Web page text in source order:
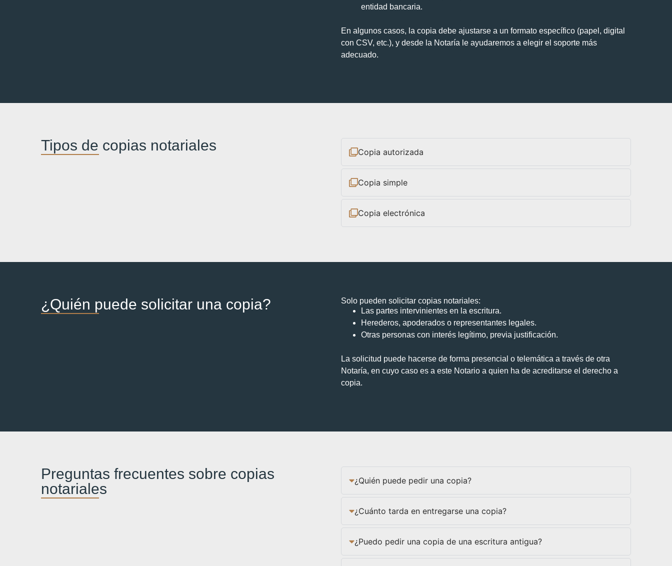
entidad bancaria.
En algunos casos, la copia debe ajustarse a un formato específico (papel, digital
con CSV, etc.), y desde la Notaría le ayudaremos a elegir el soporte más
adecuado.
Tipos de copias notariales Copia autorizada
Copia simple
Copia electrónica
¿Quién puede solicitar una copia?
Solo pueden solicitar copias notariales:
Las partes intervinientes en la escritura.
Herederos, apoderados o representantes legales.
Otras personas con interés legítimo, previa justificación.
La solicitud puede hacerse de forma presencial o telemática a través de otra
Notaría, en cuyo caso es a este Notario a quien ha de acreditarse el derecho a
copia.
Preguntas frecuentes sobre copias
notariales
¿Quién puede pedir una copia?
¿Cuánto tarda en entregarse una copia?
¿Puedo pedir una copia de una escritura antigua?